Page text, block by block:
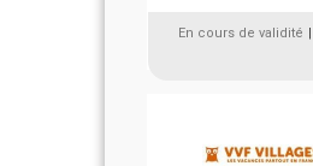
En cours de validité